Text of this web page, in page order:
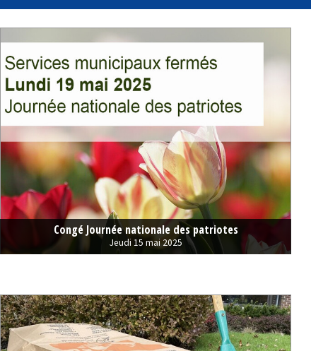
Congé Journée nationale des patriotes
Jeudi 15 mai 2025